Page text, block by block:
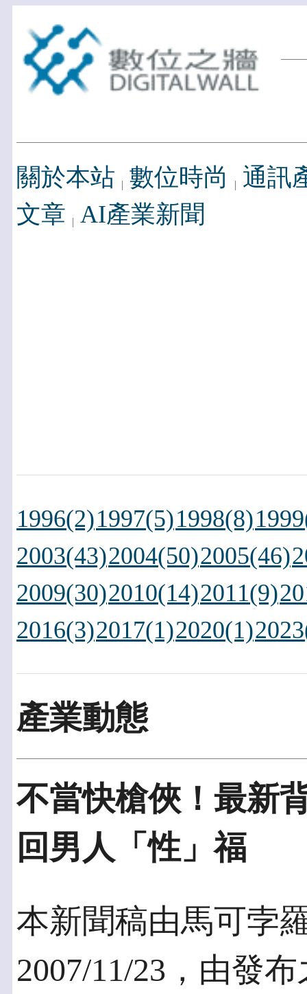
關於本站 數位時尚
通訊
文章 AI產業新聞
1996(2)1997(5)1998(8)
2003(43)2004(50)2005(46)
2009(30)2010(14)2011(9)
2016(3)2017(1)2020(1)
產業動態
不當快槍俠！最新
回男人「性」福
本新聞稿由馬可孛
2007/11/23，由發